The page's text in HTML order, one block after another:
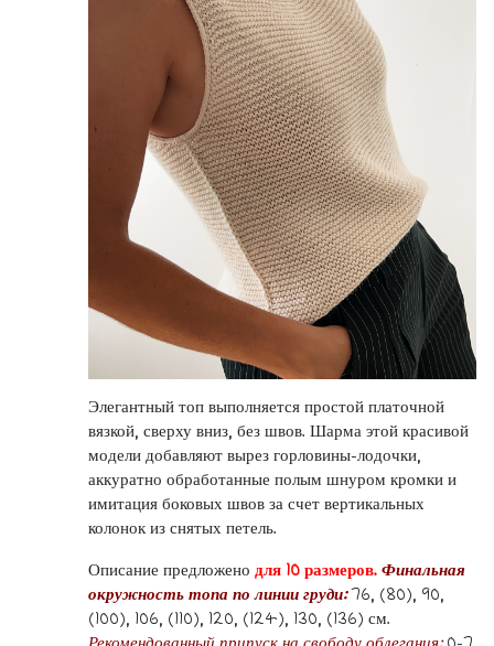
Элегантный топ выполняется простой платочной
вязкой, сверху вниз, без швов. Шарма этой красивой
модели добавляют вырез горловины-лодочки,
аккуратно обработанные полым шнуром кромки и
имитация боковых швов за счет вертикальных
колонок из снятых петель.
Описание предложено для 10 размеров. Финальная
окружность топа по линии груди:76, (80), 90,
(100), 106, (110), 120, (124), 130, (136) см.